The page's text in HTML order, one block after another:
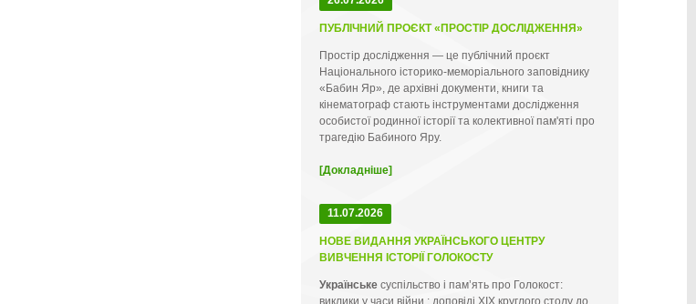
ПУБЛІЧНИЙ ПРОЄКТ «ПРОСТІР ДОСЛІДЖЕННЯ»
Простір дослідження — це публічний проєкт
Національного історико-меморіального заповіднику
«Бабин Яр», де архівні документи, книги та
кінематограф стають інструментами дослідження
особистої родинної історії та колективної пам'яті про
трагедію Бабиного Яру.
[Докладніше]
11.07.2026
НОВЕ ВИДАННЯ УКРАЇНСЬКОГО ЦЕНТРУ
ВИВЧЕННЯ ІСТОРІЇ ГОЛОКОСТУ
Українськесуспільство і пам’ять про Голокост:
виклики у часи війни : доповіді ХІХ круглого столу до